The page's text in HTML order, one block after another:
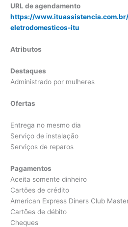
URL de agendamento
https://
eletrodomesticos-itu
Atributos
Destaques
Administrado por mulheres
Ofertas
Entrega no mesmo dia
Serviço de instalação
Serviços de reparos
Pagamentos
Aceita somente dinheiro
Cartões de crédito
American Express Diners Club
Cartões de débito
Cheques